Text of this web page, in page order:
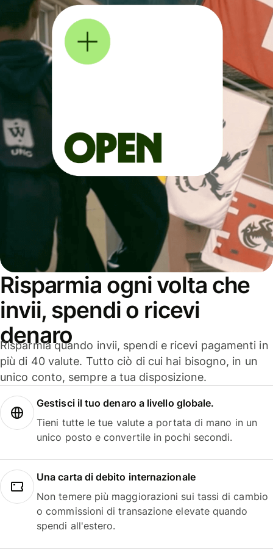
Risparmia ogni volta che
invii, spendi o ricevi
denaro
Risparmia quando invii, spendi e ricevi pagamenti in
più di 40 valute. Tutto ciò di cui hai bisogno, in un
unico conto, sempre a tua disposizione.
Gestisci il tuo denaro a livello globale.
Tieni tutte le tue valute a portata di mano in un
unico posto e convertile in pochi secondi.
Una carta di debito internazionale
Non temere più maggiorazioni sui tassi di cambio
o commissioni di transazione elevate quando
spendi all'estero.